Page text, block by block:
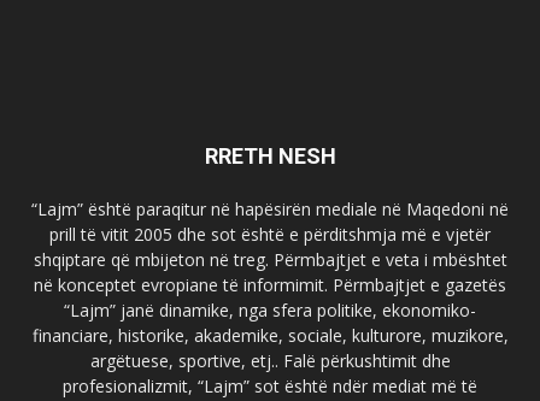
RRETH NESH
“Lajm” është paraqitur në hapësirën mediale në Maqedoni në
prill të vitit 2005 dhe sot është e përditshmja më e vjetër
shqiptare që mbijeton në treg. Përmbajtjet e veta i mbështet
në konceptet evropiane të informimit. Përmbajtjet e gazetës
“Lajm” janë dinamike, nga sfera politike, ekonomiko-
financiare, historike, akademike, sociale, kulturore, muzikore,
argëtuese, sportive, etj.. Falë përkushtimit dhe
profesionalizmit, “Lajm” sot është ndër mediat më të